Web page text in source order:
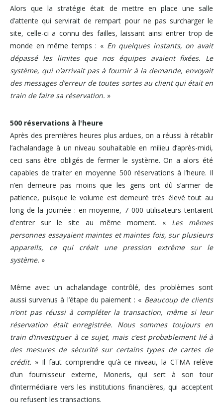
Alors que la stratégie était de mettre en place une salle
d’attente qui servirait de rempart pour ne pas surcharger le
site, celle-ci a connu des failles, laissant ainsi entrer trop de
monde en même temps : « En quelques instants, on avait
dépassé les limites que nos équipes avaient fixées. Le
système, qui n’arrivait pas à fournir à la demande, envoyait
des messages d’erreur de toutes sortes au client qui était en
train de faire sa réservation. »
500 réservations à l'heure
Après des premières heures plus ardues, on a réussi à rétablir
l’achalandage à un niveau souhaitable en milieu d’après-midi,
ceci sans être obligés de fermer le système. On a alors été
capables de traiter en moyenne 500 réservations à l’heure. Il
n’en demeure pas moins que les gens ont dû s’armer de
patience, puisque le volume est demeuré très élevé tout au
long de la journée : en moyenne, 7 000 utilisateurs tentaient
d'entrer sur le site au même moment. « Les mêmes
personnes essayaient maintes et maintes fois, sur plusieurs
appareils, ce qui créait une pression extrême sur le
système. »
Même avec un achalandage contrôlé, des problèmes sont
aussi survenus à l’étape du paiement : « Beaucoup de clients
n’ont pas réussi à compléter la transaction, même si leur
réservation était enregistrée. Nous sommes toujours en
train d’investiguer à ce sujet, mais c’est probablement lié à
des mesures de sécurité sur certains types de cartes de
crédit. » Il faut comprendre qu’à ce niveau, la CTMA relève
d’un fournisseur externe, Moneris, qui sert à son tour
d’intermédiaire vers les institutions financières, qui acceptent
ou refusent les transactions.